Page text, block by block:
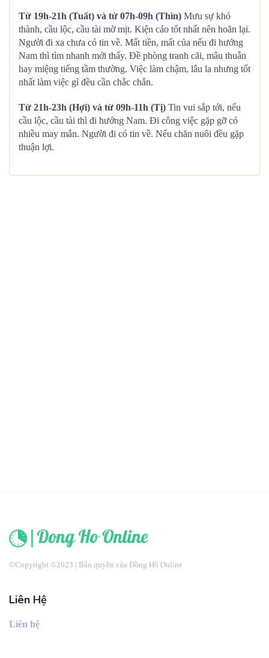
Từ 19h-21h (Tuất) và từ 07h-09h (Thìn) Mưu sự khó
thành, cầu lộc, cầu tài mờ mịt. Kiện cáo tốt nhất nên hoãn lại.
Người đi xa chưa có tin về. Mất tiền, mất của nếu đi hướng
Nam thì tìm nhanh mới thấy. Đề phòng tranh cãi, mâu thuẫn
hay miệng tiếng tầm thường. Việc làm chậm, lâu la nhưng tốt
nhất làm việc gì đều cần chắc chắn.
Từ 21h-23h (Hợi) và từ 09h-11h (Tị) Tin vui sắp tới, nếu
cầu lộc, cầu tài thì đi hướng Nam. Đi công việc gặp gỡ có
nhiều may mắn. Người đi có tin về. Nếu chăn nuôi đều gặp
thuận lợi.
©Copyright ©2023 | Bản quyền của Đồng Hồ Online
Liên Hệ
Liên hệ